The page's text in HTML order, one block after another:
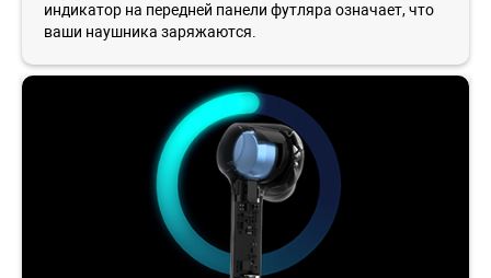
индикатор на передней панели футляра означает, что
ваши наушника заряжаются.